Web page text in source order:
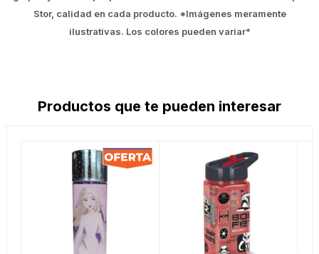
Stor, calidad en cada producto. *Imágenes meramente
ilustrativas. Los colores pueden variar*
Productos que te pueden interesar